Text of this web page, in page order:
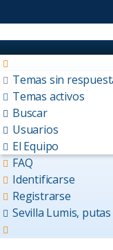
Temas sin
Temas activos
Buscar
Usuarios
El Equipo
FAQ
Identificarse
Registrarse
Sevilla Lumis,